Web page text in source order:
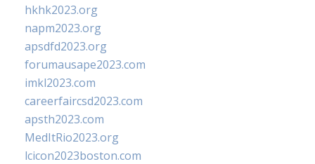
hkhk2023.org
napm2023.org
apsdfd2023.org
forumausape2023.com
imkl2023.com
careerfaircsd2023.com
apsth2023.com
MedItRio2023.org
lcicon2023boston.com